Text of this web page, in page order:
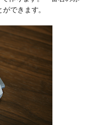
できます。